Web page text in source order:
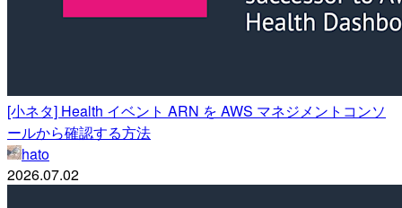
[小ネタ] Health イベント ARN を AWS マネジメントコンソ
ールから確認する方法
hato
2026.07.02